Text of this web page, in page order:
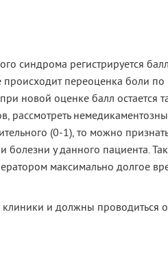
синдрома регистрируется
переоценка боли
новой оценке балл остается
рассмотреть
(0-1), то можно
болезни у данного пациента.
максимально долгое
и должны проводиться